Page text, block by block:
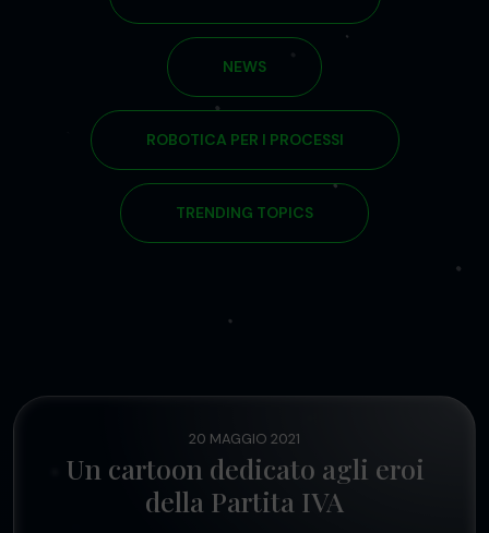
NEWS
ROBOTICA PER I PROCESSI
TRENDING TOPICS
20 MAGGIO 2021
Un cartoon dedicato agli eroi
della Partita IVA